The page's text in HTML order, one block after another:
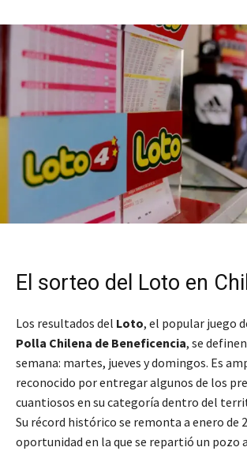
El sorteo del Loto en
Los resultados del Loto, el popular juego
Polla Chilena de Beneficencia, se
semana: martes, jueves y domingos. Es
reconocido por entregar algunos de los
cuantiosos en su categoría dentro del
Su récord histórico se remonta a enero de
oportunidad en la que se repartió un pozo